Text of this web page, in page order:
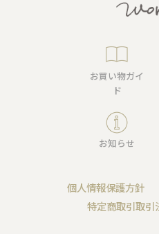
お買い物ガイ
ド
お知らせ
個人情報保護方針
特定商取引取引